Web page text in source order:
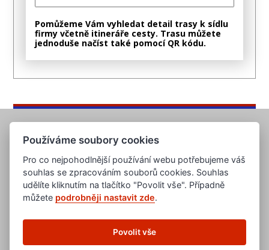
Pomůžeme Vám vyhledat detail trasy k sídlu
firmy včetně itineráře cesty. Trasu můžete
jednoduše načíst také pomocí QR kódu.
www.evropska-databanka.cz
www.edb.eu
www.poptavka.net
Používáme soubory cookies
Pro co nejpohodlnější používání webu potřebujeme váš
souhlas se zpracováním souborů cookies. Souhlas
udělíte kliknutím na tlačítko "Povolit vše". Případně
můžete podrobněji nastavit zde.
Povolit vše